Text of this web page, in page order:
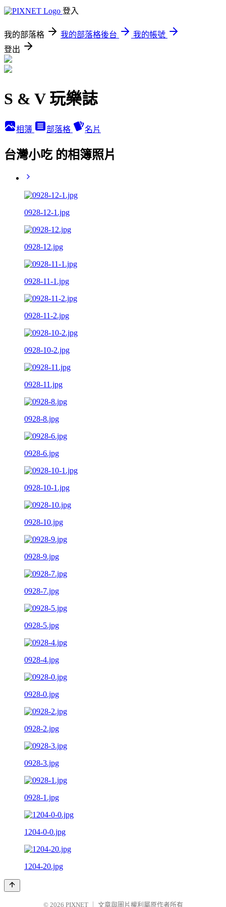
登入
我的部落格 我的部落格後台
我的帳號
登出
S & V 玩樂誌
相簿 部落格 名片
台灣小吃 的相簿照片
0928-12-1.jpg
0928-12.jpg
0928-11-1.jpg
0928-11-2.jpg
0928-10-2.jpg
0928-11.jpg
0928-8.jpg
0928-6.jpg
0928-10-1.jpg
0928-10.jpg
0928-9.jpg
0928-7.jpg
0928-5.jpg
0928-4.jpg
0928-0.jpg
0928-2.jpg
0928-3.jpg
0928-1.jpg
1204-0-0.jpg
1204-20.jpg
© 2026 PIXNET 文章與圖片權利屬原作者所有